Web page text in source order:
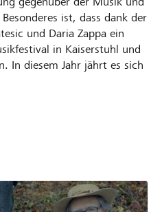
ist, dass dank der
und Daria Zappa ein
in Kaiserstuhl und
In diesem Jahr jährt es sich